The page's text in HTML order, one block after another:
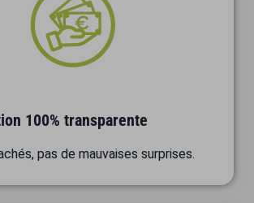
100% transparente
pas de mauvaises surprises.